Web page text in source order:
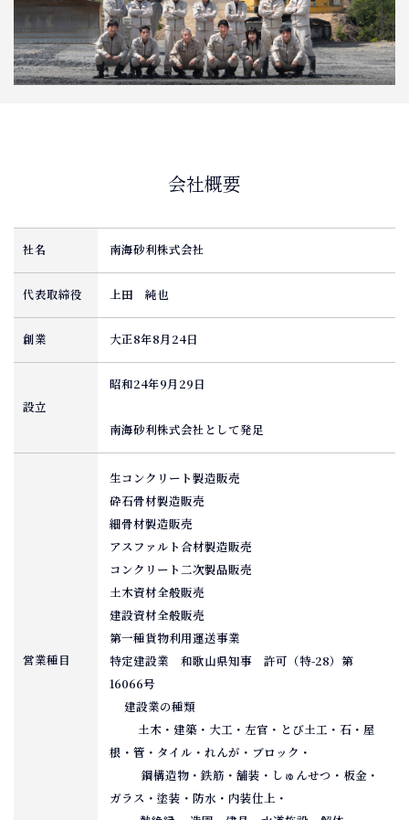
会社概要
社名 南海砂利株式会社
代表取締役 上田 純也
創業 大正8年8月24日
設立
昭和24年9月29日
南海砂利株式会社として発足
営業種目
生コンクリート製造販売
砕石骨材製造販売
細骨材製造販売
アスファルト合材製造販売
コンクリート二次製品販売
土木資材全般販売
建設資材全般販売
第一種貨物利用運送事業
特定建設業 和歌山県知事 許可（特-28）第
16066号
建設業の種類
土木・建築・大工・左官・とび土工・石・屋
根・管・タイル・れんが・ブロック・
鋼構造物・鉄筋・舗装・しゅんせつ・板金・
ガラス・塗装・防水・内装仕上・